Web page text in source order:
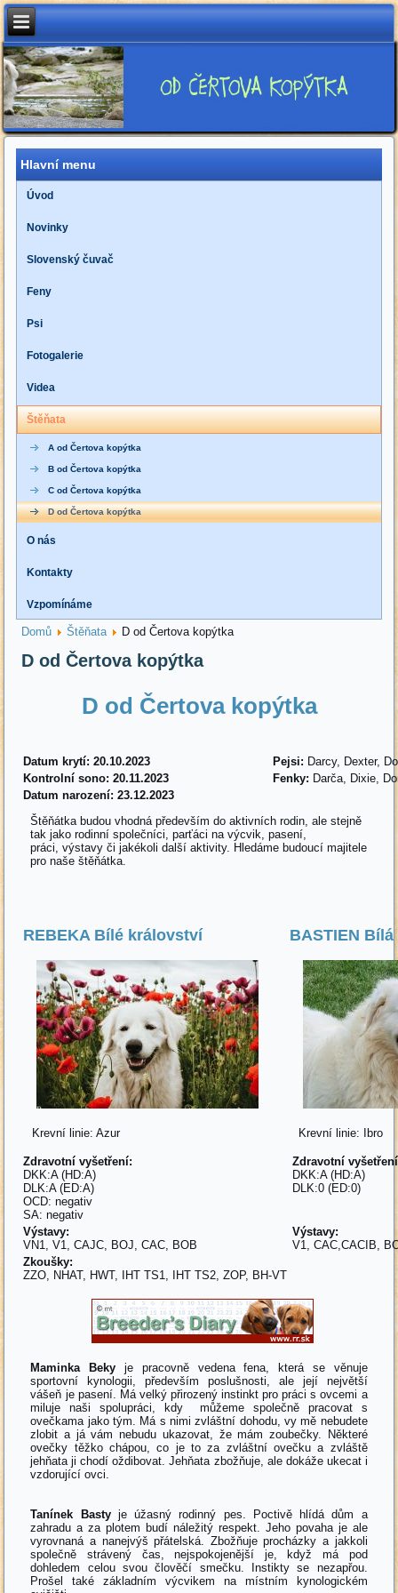
Hlavní menu
Úvod
Novinky
Slovenský čuvač
Feny
Psi
Fotogalerie
Videa
Štěňata
A od Čertova kopýtka
B od Čertova kopýtka
C od Čertova kopýtka
D od Čertova kopýtka
O nás
Kontakty
Vzpomínáme
Domů Štěňata D od Čertova kopýtka
D od Čertova kopýtka
D od Čertova kopýtka
Datum krytí: 20.10.2023 Pejsi: Darcy, Dexter,
Kontrolní sono: 20.11.2023
Fenky: Darča, Dixie,
Datum narození: 23.12.2023
Štěňátka budou vhodná především do aktivních rodin, ale stejně
tak jako rodinní společníci, parťáci na výcvik, pasení,
práci, výstavy či jakékoli další aktivity. Hledáme budoucí majitele
pro naše štěňátka.
REBEKA Bílé království
Krevní linie: Azur
BASTIEN
Krevní linie: Ibro
Zdravotní vyšetření:
DKK:A (HD:A)
DLK:A (ED:A)
OCD: negativ
SA: negativ
Zdravotní
DKK:A (HD:A)
DLK:0 (ED:0)
Výstavy:
VN1, V1, CAJC, BOJ, CAC, BOB
Výstavy:
V1,
Zkoušky:
ZZO, NHAT, HWT, IHT TS1, IHT TS2, ZOP, BH-VT
Maminka Beky je pracovně vedena fena, která se věnuje
sportovní kynologii, především poslušnosti, ale její největší
vášeň je pasení. Má velký přirozený instinkt pro práci s ovcemi a
miluje naši spolupráci, kdy můžeme společně pracovat s
ovečkama jako tým. Má s nimi zvláštní dohodu, vy mě nebudete
zlobit a já vám nebudu ukazovat, že mám zoubečky. Některé
ovečky těžko chápou, co je to za zvláštní ovečku a zvláště
jehňata ji chodí oždibovat. Jehňata zbožňuje, ale dokáže ukecat i
vzdorující ovci.
Tanínek Bastyje úžasný rodinný pes. Poctivě hlídá dům a
zahradu a za plotem budí náležitý respekt. Jeho povaha je ale
vyrovnaná a nanejvýš přátelská. Zbožňuje procházky a jakkoli
společně strávený čas, nejspokojenější je, když má pod
dohledem celou svou člověčí smečku. Instikty se nezapřou.
Prošel také základním výcvikem na místním kynologickém